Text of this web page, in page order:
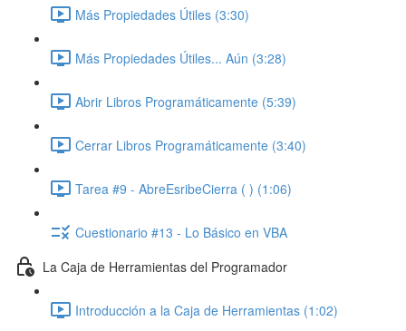
Más Propiedades Útiles (3:30)
Más Propiedades Útiles... Aún (3:28)
Abrir Libros Programáticamente (5:39)
Cerrar Libros Programáticamente (3:40)
Tarea #9 - AbreEsribeCierra ( ) (1:06)
Cuestionario #13 - Lo Básico en VBA
La Caja de Herramientas del Programador
Introducción a la Caja de Herramientas (1:02)